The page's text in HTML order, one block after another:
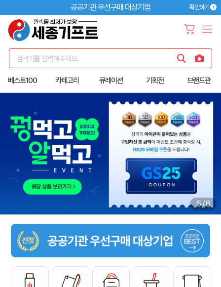
공공기관 우선구매 대상기업 확인하기
검색어를 입력해주세요.
베스트100 카테고리 큐레이션 기획전 브랜드관
6/8